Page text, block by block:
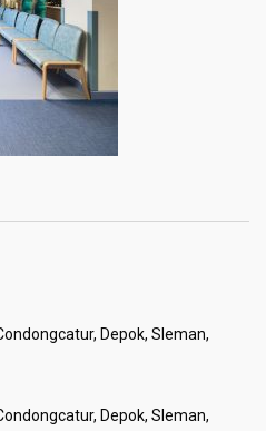
Depok, Sleman,
Depok, Sleman,